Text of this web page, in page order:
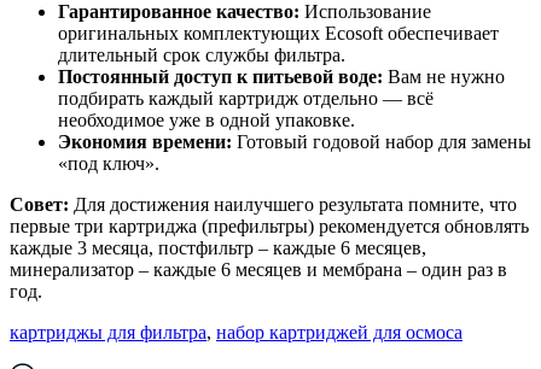
Гарантированное качество: Использование
оригинальных комплектующих Ecosoft обеспечивает
длительный срок службы фильтра.
Постоянный доступ к питьевой воде: Вам не нужно
подбирать каждый картридж отдельно — всё
необходимое уже в одной упаковке.
Экономия времени: Готовый годовой набор для замены
«под ключ».
Совет: Для достижения наилучшего результата помните, что
первые три картриджа (префильтры) рекомендуется обновлять
каждые 3 месяца, постфильтр – каждые 6 месяцев,
минерализатор – каждые 6 месяцев и мембрана – один раз в
год.
картриджы для фильтра, набор картриджей для осмоса